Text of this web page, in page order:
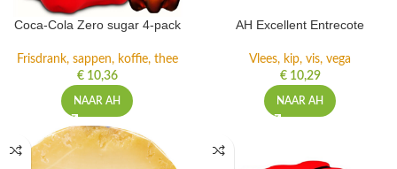
Coca-Cola Zero sugar 4-pack
Frisdrank, sappen, koffie, thee
€10,36
NAAR AH
AH Excellent Entrecote
Vlees, kip, vis, vega
€10,29
NAAR AH